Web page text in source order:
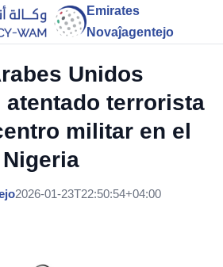
Emirates
Novaĵagentejo
Unidos
atentado terrorista
militar en el
2026-01-23T22:50:54+04:00